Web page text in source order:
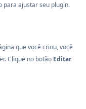
para ajustar seu plugin.
que você criou, você
Clique no botão Editar